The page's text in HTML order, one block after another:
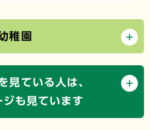
稚園
見ている人は、
ジも見ています